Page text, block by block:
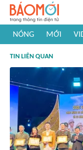
NÓNG MỚI
#Khám phá thế giới
TIN LIÊN QUAN